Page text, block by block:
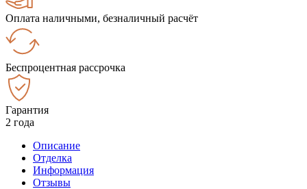
Оплата наличными, безналичный расчёт
Беспроцентная рассрочка
Гарантия
2 года
Описание
Отделка
Информация
Отзывы